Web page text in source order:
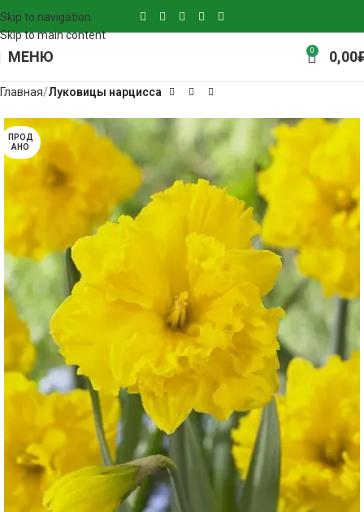
Skip to navigation
Skip to main content
МЕНЮ 0 0,00
Главная Луковицы нарцисса
ПРОД
АНО